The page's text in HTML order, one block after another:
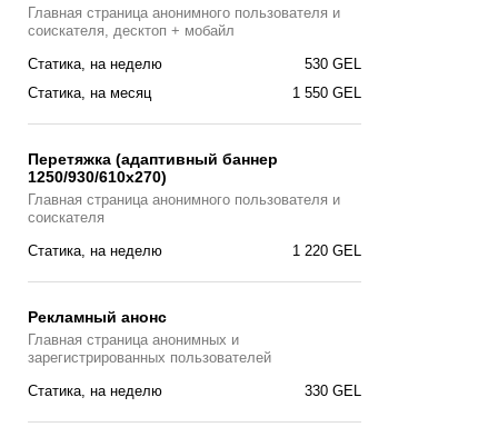
Главная страницa анонимного пользователя и
соискателя, десктоп + мобайл
530 GEL
Статика, на неделю
1 550 GEL
Статика, на месяц
Перетяжка (адаптивный баннер
1250/930/610х270)
Главная страницa анонимного пользователя и
соискателя
1 220 GEL
Статика, на неделю
Рекламный анонс
Главная страница анонимных и
зарегистрированных пользователей
330 GEL
Статика, на неделю